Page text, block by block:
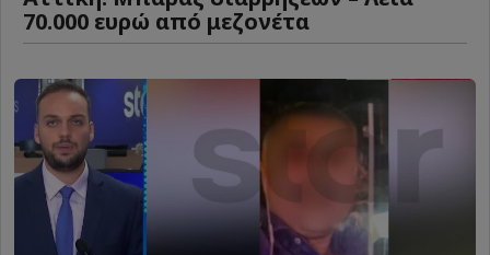
70.000 ευρώ από μεζονέτα